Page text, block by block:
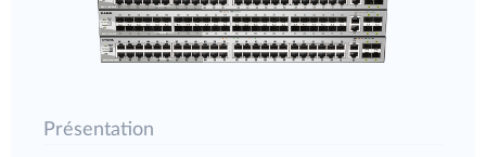
Présentation